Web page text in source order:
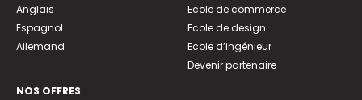
Anglais
Espagnol
Allemand
NOS OFFRES
Ecole de commerce
Ecole de design
Ecole d’ingénieur
Devenir partenaire